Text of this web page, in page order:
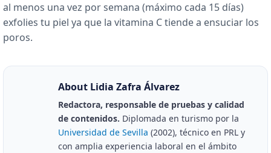
al menos una vez por semana (máximo cada 15 días)
exfolies tu piel ya que la vitamina C tiende a ensuciar los
poros.
About Lidia Zafra Álvarez
Redactora, responsable de pruebas y calidad
de contenidos. Diplomada en turismo por la
Universidad de Sevilla (2002), técnico en PRL y
con amplia experiencia laboral en el ámbito